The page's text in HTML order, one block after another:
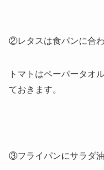
②レタスは食パンに合
トマトはペーパータオ
ておきます。
③フライパンにサラダ